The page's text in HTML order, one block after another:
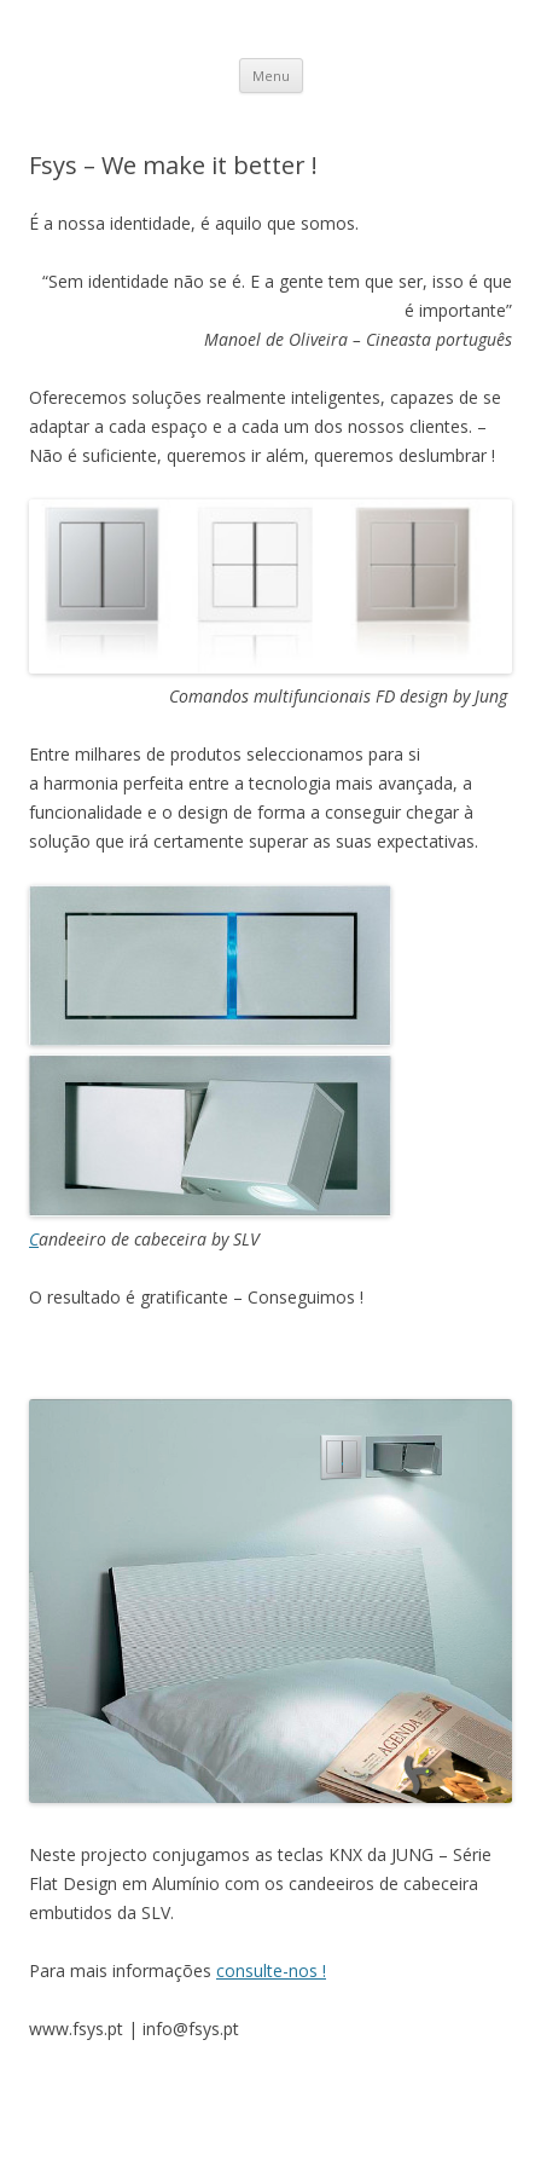
Automação.
Menu Saltar para o conteúdo
Fsys – We make it better !
É a nossa identidade, é aquilo que somos.
“Sem identidade não se é. E a gente tem que ser, isso é que
é importante”
Manoel de Oliveira – Cineasta português
Oferecemos soluções realmente inteligentes, capazes de se
adaptar a cada espaço e a cada um dos nossos clientes. –
Não é suficiente, queremos ir além, queremos deslumbrar !
Comandos multifuncionais FD design by Jung
Entre milhares de produtos seleccionamos para si
a harmonia perfeita entre a tecnologia mais avançada, a
funcionalidade e o design de forma a conseguir chegar à
solução que irá certamente superar as suas expectativas.
Candeeiro de cabeceira by SLV
O resultado é gratificante – Conseguimos !
Neste projecto conjugamos as teclas KNX da JUNG – Série
Flat Design em Alumínio com os candeeiros de cabeceira
embutidos da SLV.
Para mais informações consulte-nos !
www.fsys.pt | info@fsys.pt